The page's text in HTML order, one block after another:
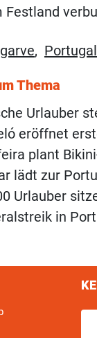
Festland
, Portugal
Thema
Urlauber
eröffnet
plant
lädt zur
Urlauber
in